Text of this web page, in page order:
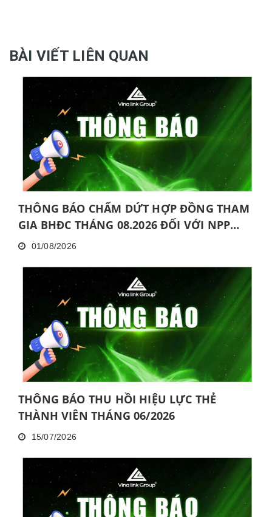
BÀI VIẾT LIÊN QUAN
THÔNG BÁO CHẤM DỨT HỢP ĐỒNG THAM
GIA BHĐC THÁNG 08.2026 ĐỐI VỚI NPP
KHÔNG HOÀN THÀNH MỨC NĂNG ĐỘNG
HOÀN THÀNH ĐÀO TẠO CƠ BẢN TRONG 30
NGÀY
01/08/2026
THÔNG BÁO THU HỒI HIỆU LỰC THẺ
THÀNH VIÊN THÁNG 06/2026
15/07/2026